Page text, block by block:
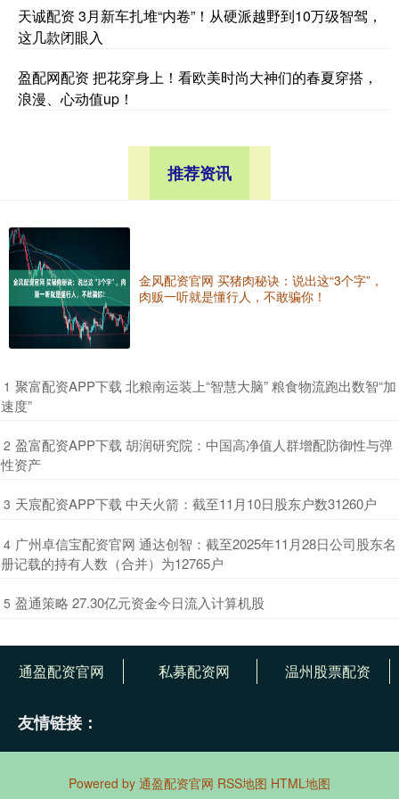
天诚配资 3月新车扎堆“内卷”！从硬派越野到10万级智驾，
这几款闭眼入
盈配网配资 把花穿身上！看欧美时尚大神们的春夏穿搭，
浪漫、心动值up！
推荐资讯
金风配资官网 买猪肉秘诀：说出这“3个字”，
肉贩一听就是懂行人，不敢骗你！
1 ​聚富配资APP下载 北粮南运装上“智慧大脑” 粮食物流跑出数智“加
速度”
2 ​盈富配资APP下载 胡润研究院：中国高净值人群增配防御性与弹
性资产
3 ​天宸配资APP下载 中天火箭：截至11月10日股东户数31260户
4 ​广州卓信宝配资官网 通达创智：截至2025年11月28日公司股东名
册记载的持有人数（合并）为12765户
5 ​盈通策略 27.30亿元资金今日流入计算机股
通盈配资官网 私募配资网 温州股票配资
友情链接：
Powered by 通盈配资官网 RSS地图 HTML地图